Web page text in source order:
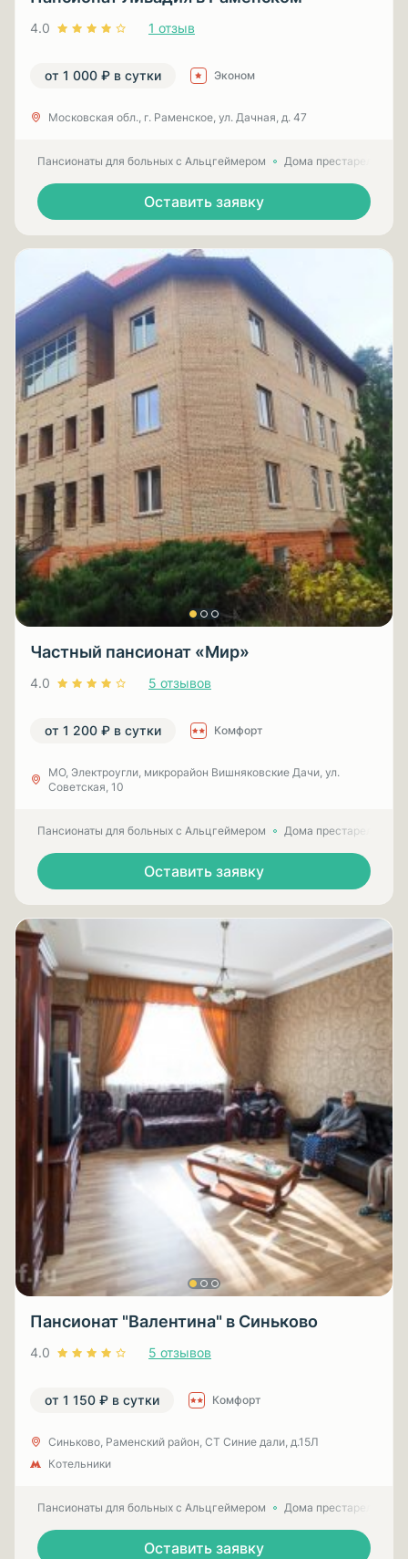
4.0 1 отзыв
от 1 000 ₽ в сутки Эконом
Московская обл., г. Раменское, ул. Дачная, д. 47
Пансионаты для больных с Альцгеймером Дома престарелых
Оставить заявку
Частный пансионат «Мир»
4.0 5 отзывов
от 1 200 ₽ в сутки Комфорт
МО, Электроугли, микрорайон Вишняковские Дачи, ул.
Советская, 10
Пансионаты для больных с Альцгеймером Дома престарелых
Оставить заявку
Пансионат "Валентина" в Синьково
4.0 5 отзывов
от 1 150 ₽ в сутки Комфорт
Синьково, Раменский район, СТ Синие дали, д.15Л
Котельники
Пансионаты для больных с Альцгеймером Дома престарелых
Оставить заявку